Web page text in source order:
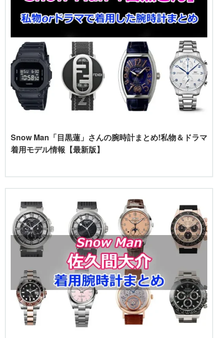
Snow Man「目黒蓮」さんの腕時計まとめ!私物＆ドラマ
着用モデル情報【最新版】